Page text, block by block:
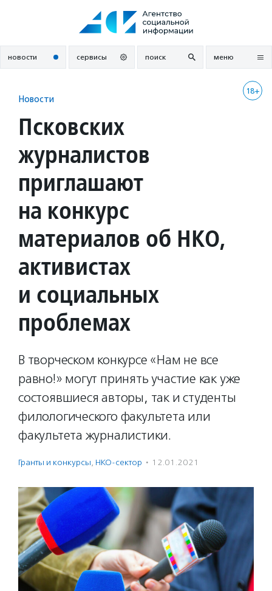
новости сервисы поиск меню
18+
Новости
Псковских
журналистов
приглашают
на конкурс
материалов об НКО,
активистах
и социальных
проблемах
В творческом конкурсе «Нам не все
равно!» могут принять участие как уже
состоявшиеся авторы, так и студенты
филологического факультета или
факультета журналистики.
Гранты и конкурсы, НКО-сектор · 12.01.2021